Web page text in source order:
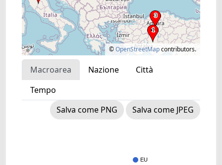
©OpenStreetMapcontributors.
Macroarea Nazione
Città
Tempo
Salva come PNG
Salva come JPEG
EU